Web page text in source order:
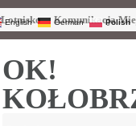
Lotnisko Komunikacja
OK!
English German Polish